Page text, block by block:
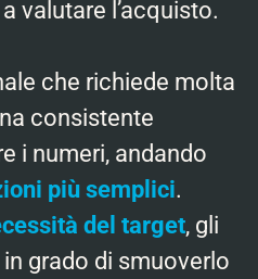
valutare l’acquisto.
che richiede molta
consistente
i numeri, andando
più semplici.
del target, gli
grado di smuoverlo